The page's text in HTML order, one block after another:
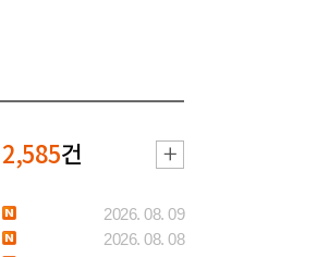
2,585건
2026. 08. 09
2026. 08. 08